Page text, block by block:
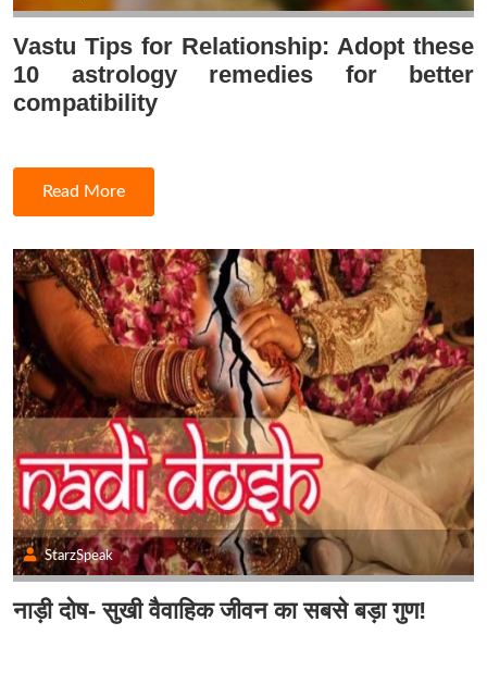
Vastu Tips for Relationship: Adopt these
10 astrology remedies for better
compatibility
Read More
StarzSpeak
नाड़ी दोष- सुखी वैवाहिक जीवन का सबसे बड़ा गुण!